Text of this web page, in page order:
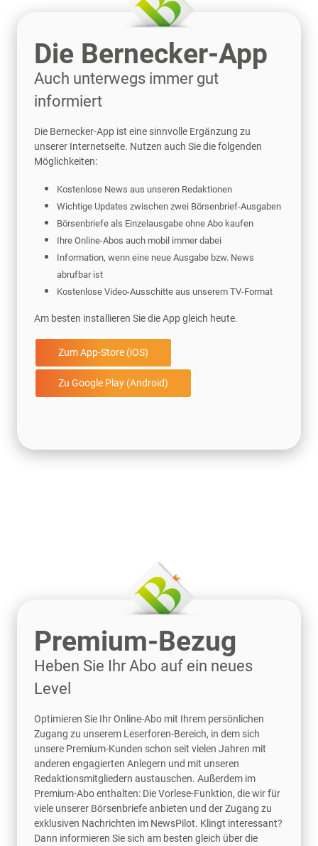
Die Bernecker-App
Auch unterwegs immer gut
informiert
Die Bernecker-App ist eine sinnvolle Ergänzung zu
unserer Internetseite. Nutzen auch Sie die folgenden
Möglichkeiten:
Kostenlose News aus unseren Redaktionen
Wichtige Updates zwischen zwei Börsenbrief-Ausgaben
Börsenbriefe als Einzelausgabe ohne Abo kaufen
Ihre Online-Abos auch mobil immer dabei
Information, wenn eine neue Ausgabe bzw. News
abrufbar ist
Kostenlose Video-Ausschitte aus unserem TV-Format
Am besten installieren Sie die App gleich heute.
Zum App-Store (iOS)
Zu Google Play (Android)
Premium-Bezug
Heben Sie Ihr Abo auf ein neues
Level
Optimieren Sie Ihr Online-Abo mit Ihrem persönlichen
Zugang zu unserem Leserforen-Bereich, in dem sich
unsere Premium-Kunden schon seit vielen Jahren mit
anderen engagierten Anlegern und mit unseren
Redaktionsmitgliedern austauschen. Außerdem im
Premium-Abo enthalten: Die Vorlese-Funktion, die wir für
viele unserer Börsenbriefe anbieten und der Zugang zu
exklusiven Nachrichten im NewsPilot. Klingt interessant?
Dann informieren Sie sich am besten gleich über die